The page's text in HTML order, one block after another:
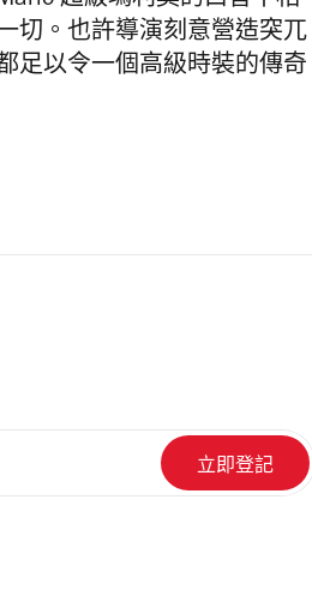
切。也許導演刻意營造突兀
足以令一個高級時裝的傳奇